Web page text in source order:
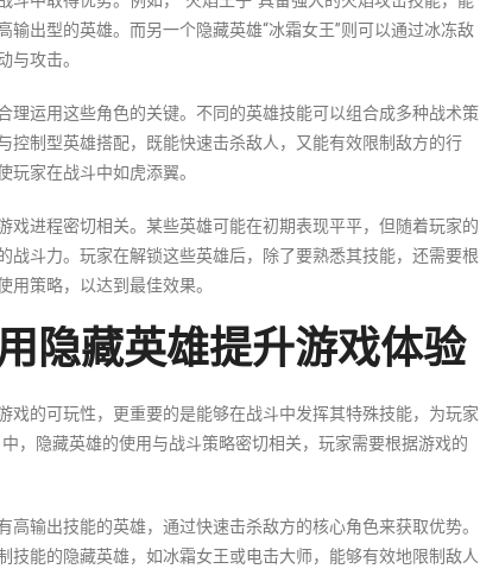
输出型的英雄。而另一个隐藏英雄“冰霜女王”则可以通过冰冻敌
与攻击。
理运用这些角色的关键。不同的英雄技能可以组合成多种战术策
控制型英雄搭配，既能快速击杀敌人，又能有效限制敌方的行
玩家在战斗中如虎添翼。
戏进程密切相关。某些英雄可能在初期表现平平，但随着玩家的
战斗力。玩家在解锁这些英雄后，除了要熟悉其技能，还需要根
策略，以达到最佳效果。
隐藏英雄提升游戏体验
戏的可玩性，更重要的是能够在战斗中发挥其特殊技能，为玩家
，隐藏英雄的使用与战斗策略密切相关，玩家需要根据游戏的
输出技能的英雄，通过快速击杀敌方的核心角色来获取优势。
技能的隐藏英雄，如冰霜女王或电击大师，能够有效地限制敌人